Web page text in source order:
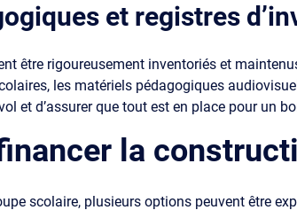
et registres
être rigoureusement inventoriés et
les matériels pédagogiques
et d’assurer que tout est en place pour un
la
scolaire, plusieurs options peuvent être